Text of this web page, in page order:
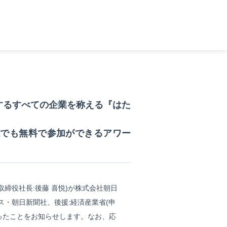
すべての企業を称える『はた
も無料で参加ができるアワー
締役社⻑:後藤 喜悦)が株式会社朝日
・朝日新聞社、後援:経済産業省(申
ことをお知らせします。なお、応